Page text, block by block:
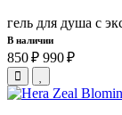
гель для душа с
В наличии
850 ₽ 990 ₽